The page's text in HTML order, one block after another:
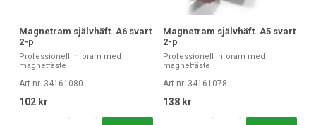
Magnetram självhäft. A6 svart
2-p
Professionell inforam med
magnetfäste
Art nr. 34161080
102 kr
Magnetram självhäft. A5 svart
2-p
Professionell inforam med
magnetfäste
Art nr. 34161078
138 kr